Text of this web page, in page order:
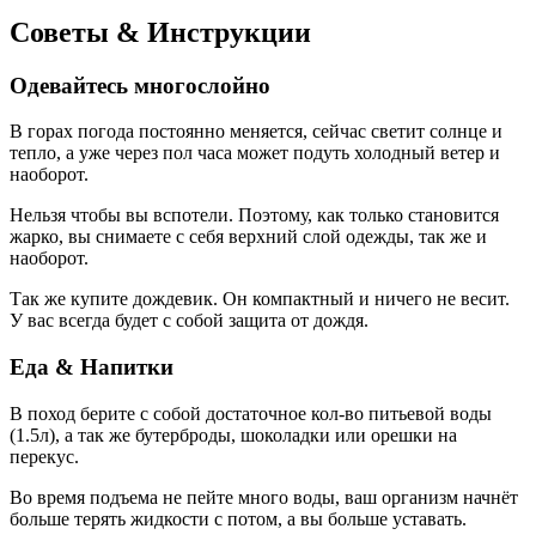
Советы & Инструкции
Одевайтесь многослойно
В горах погода постоянно меняется, сейчас светит солнце и
тепло, а уже через пол часа может подуть холодный ветер и
наоборот.
Нельзя чтобы вы вспотели. Поэтому, как только становится
жарко, вы снимаете с себя верхний слой одежды, так же и
наоборот.
Так же купите дождевик. Он компактный и ничего не весит.
У вас всегда будет с собой защита от дождя.
Еда & Напитки
В поход берите с собой достаточное кол-во питьевой воды
(1.5л), а так же бутерброды, шоколадки или орешки на
перекус.
Во время подъема не пейте много воды, ваш организм начнёт
больше терять жидкости с потом, а вы больше уставать.